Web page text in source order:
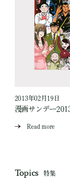
2013年02月19日
漫画サンデー
Read more
Topics 特集